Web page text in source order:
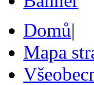
Domů|
Mapa